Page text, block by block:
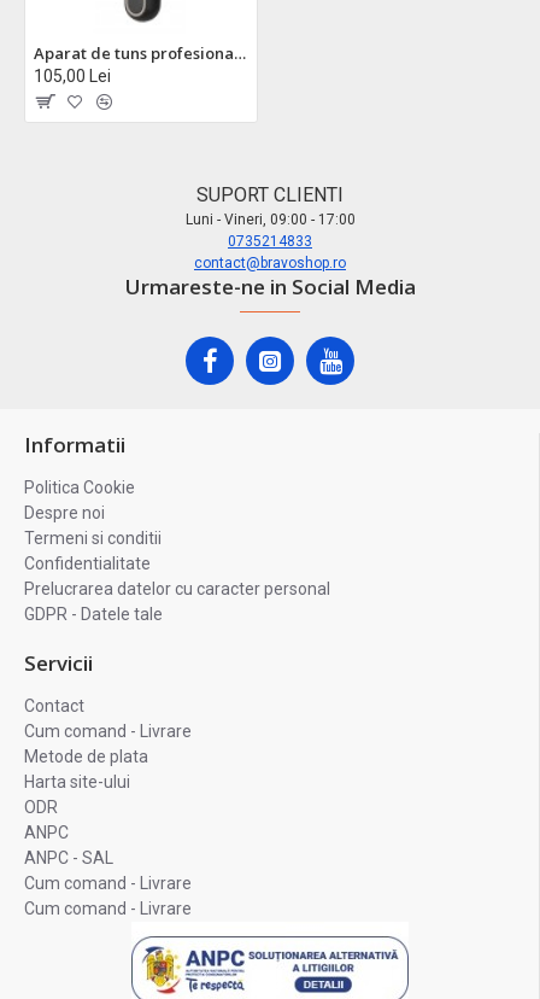
Aparat de tuns profesional helios zilan zln8940 - pentru barbieri sau uz casnic
105,00 Lei
SUPORT CLIENTI
Luni - Vineri, 09:00 - 17:00
0735214833
contact@bravoshop.ro
Urmareste-ne in Social Media
Informatii
Politica Cookie
Despre noi
Termeni si conditii
Confidentialitate
Prelucrarea datelor cu caracter personal
GDPR - Datele tale
Servicii
Contact
Cum comand - Livrare
Metode de plata
Harta site-ului
ODR
ANPC
ANPC - SAL
Cum comand - Livrare
Cum comand - Livrare